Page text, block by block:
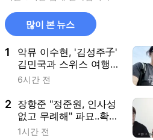
많이 본 뉴스
1
악뮤 이수현, '김성주子'
김민국과 스위스 여행
"첫 만남에 2시간 넘게
6시간 전
2 장항준 "정준원, 인사성
없고 무례해" 파묘..확대
해석인가 팩폭인가 [Oh!
1시간 전